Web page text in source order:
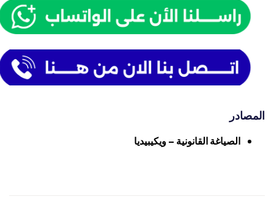
المصادر
الصياغة القانونية – ويكيبيديا